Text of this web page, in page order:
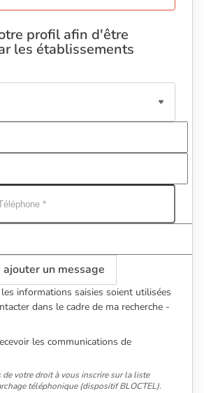
profil afin d'être
les établissements
ajouter un message
les informations saisies soient utilisées
dans le cadre de ma recherche -
les communications de
votre droit à vous inscrire sur la liste
téléphonique (dispositif BLOCTEL).